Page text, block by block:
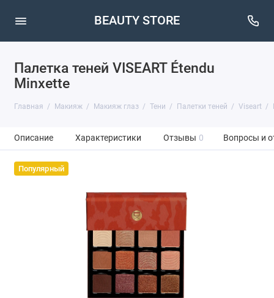
BEAUTY STORE
Палетка теней VISEART Étendu
Minxette
Главная Макияж Макияж глаз Тени Палетки теней Viseart
Описание Характеристики Отзывы 0 Вопросы и
Популярный